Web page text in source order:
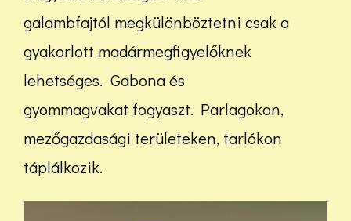
galambfajtól megkülönböztetni csak a
gyakorlott madármegfigyelőknek
lehetséges. Gabona és
gyommagvakat fogyaszt. Parlagokon,
mezőgazdasági területeken, tarlókon
táplálkozik.